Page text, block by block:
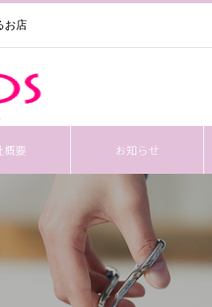
お店
概要 お知らせ